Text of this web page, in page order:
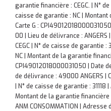
garantie financière : CEGC. | N°
caisse de garantie : NC | Montant
Carte G :
00 | Lieu de délivrance :
CEGC | N° de caisse de garantie
NC | Montant de la garantie
CPI49012018000031050 | Date
de délivrance : 49000 ANGERS |
| N° de caisse de garantie :
Montant de la garantie
ANM CONSOMMATION |